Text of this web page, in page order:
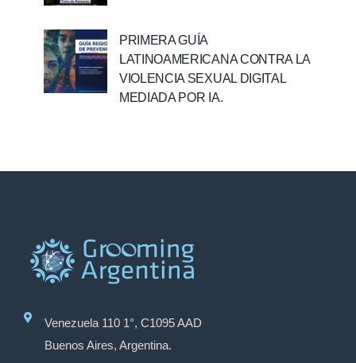
PRIMERA GUÍA
LATINOAMERICANA CONTRA LA
VIOLENCIA SEXUAL DIGITAL
MEDIADA POR IA.
Venezuela 110 1°, C1095 AAD
Buenos Aires, Argentina.